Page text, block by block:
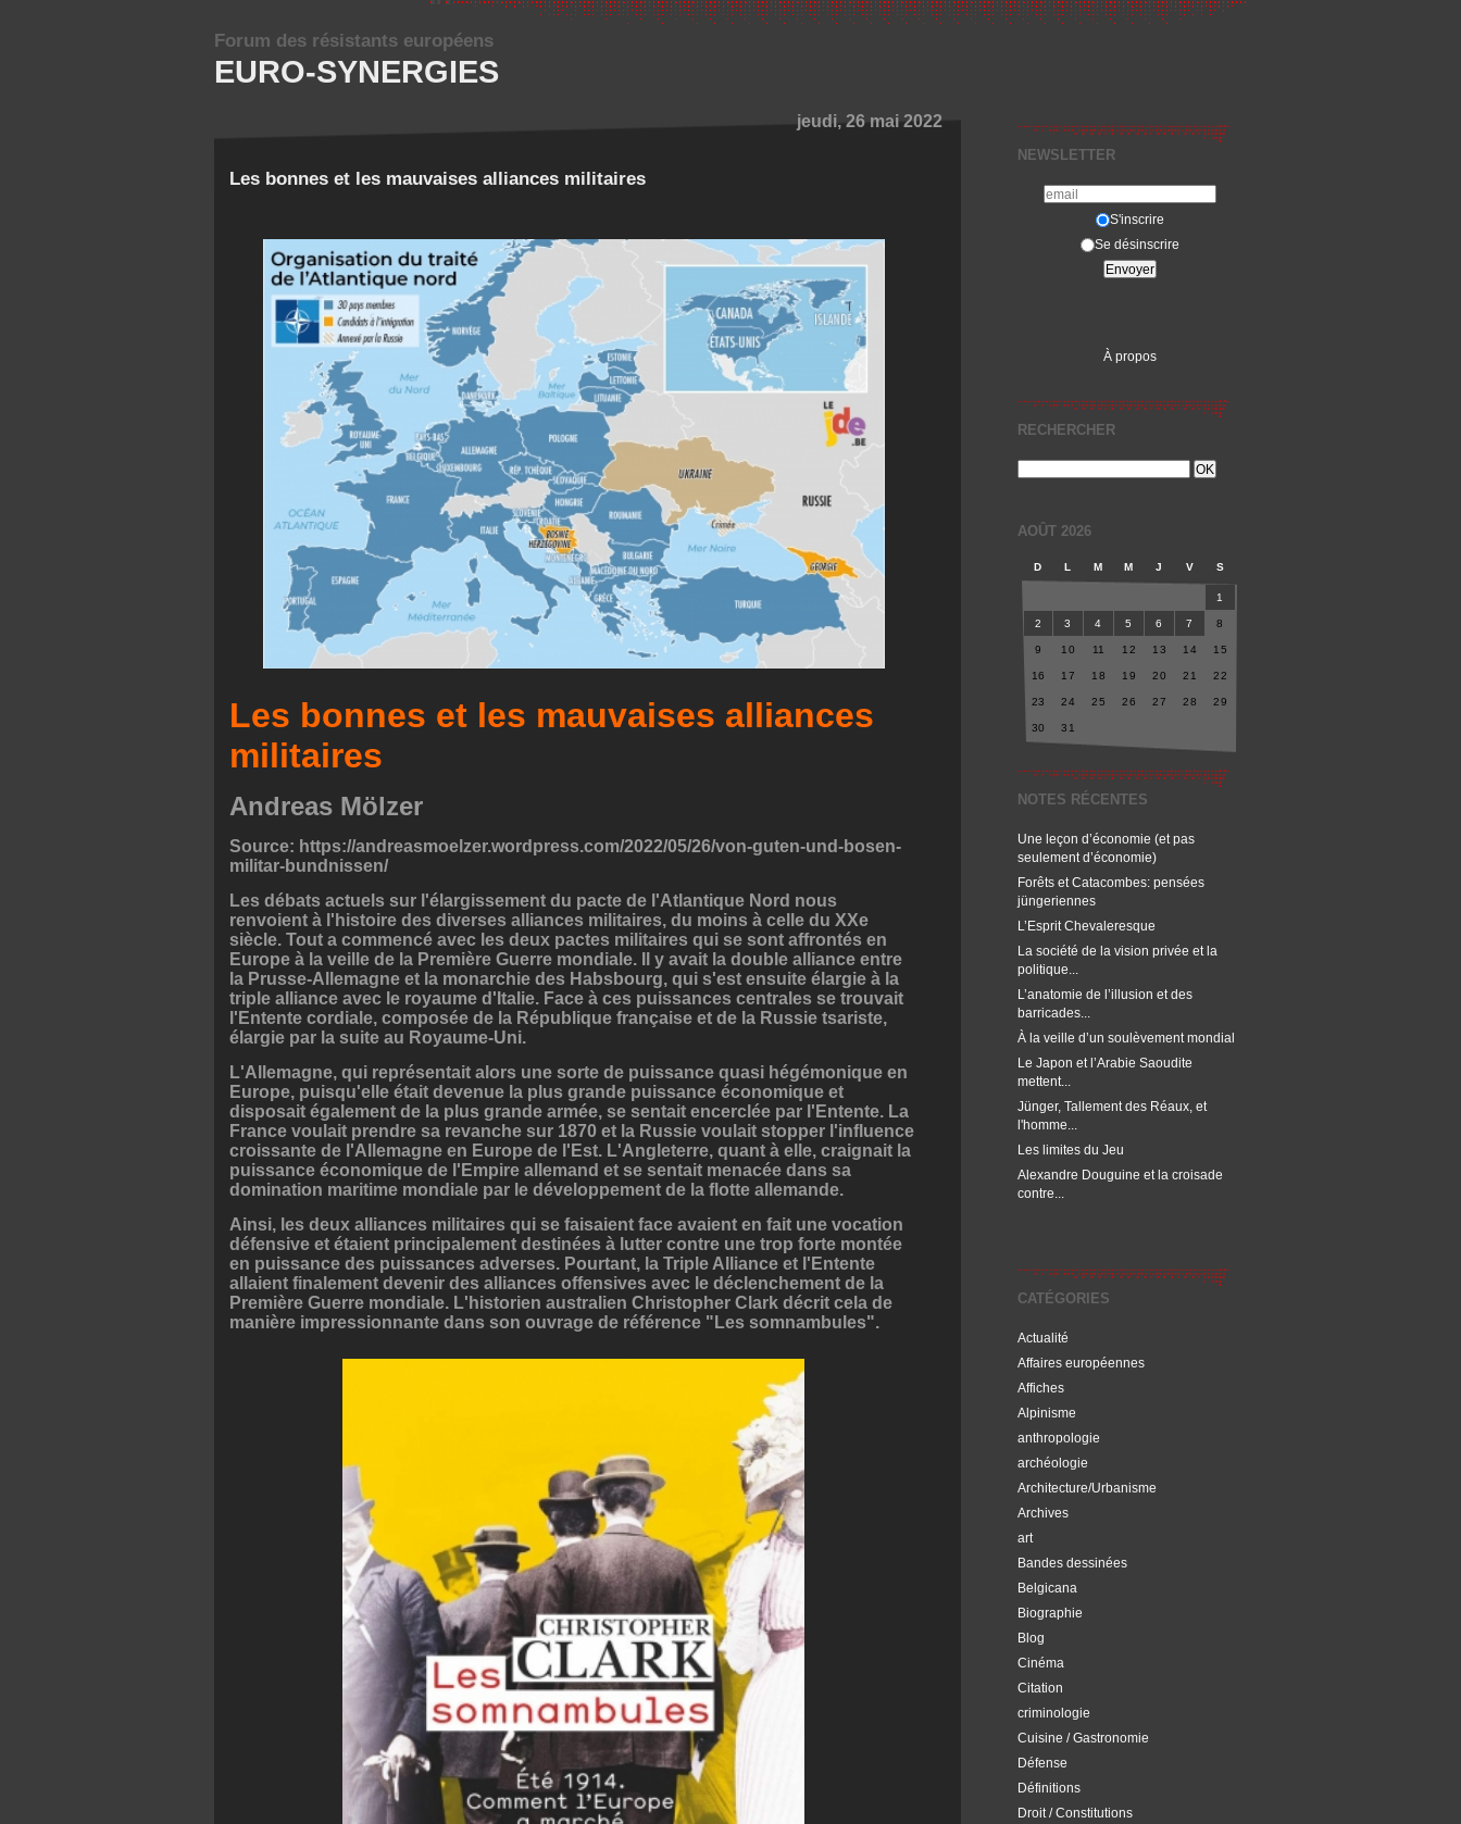
EURO-SYNERGIES
Forum des résistants européens
NEWSLETTER
S'inscrire
Se désinscrire
À propos
RECHERCHER
AOÛT 2026
D L M M J V S
1
2 3 4 5 6 7 8
9 10 11 12 13 14 15
16 17 18 19 20 21 22
23 24 25 26 27 28 29
30 31
NOTES RÉCENTES
Une leçon d’économie (et pas
seulement d’économie)
Forêts et Catacombes: pensées
jüngeriennes
L’Esprit Chevaleresque
La société de la vision privée et la
politique...
L’anatomie de l’illusion et des
barricades...
À la veille d’un soulèvement mondial
Le Japon et l’Arabie Saoudite
mettent...
Jünger, Tallement des Réaux, et
l'homme...
Les limites du Jeu
Alexandre Douguine et la croisade
contre...
CATÉGORIES
Actualité
Affaires européennes
Affiches
Alpinisme
anthropologie
archéologie
Architecture/Urbanisme
Archives
art
Bandes dessinées
Belgicana
Biographie
Blog
Cinéma
Citation
criminologie
Cuisine / Gastronomie
Défense
Définitions
Droit / Constitutions
jeudi, 26 mai 2022
Les bonnes et les mauvaises alliances militaires
Les bonnes et les mauvaises alliances
militaires
Andreas Mölzer
Source: https://andreasmoelzer.wordpress.com/2022/05/26/von-guten-und-bosen-
militar-bundnissen/
Les débats actuels sur l'élargissement du pacte de l'Atlantique Nord nous
renvoient à l'histoire des diverses alliances militaires, du moins à celle du XXe
siècle. Tout a commencé avec les deux pactes militaires qui se sont affrontés en
Europe à la veille de la Première Guerre mondiale. Il y avait la double alliance entre
la Prusse-Allemagne et la monarchie des Habsbourg, qui s'est ensuite élargie à la
triple alliance avec le royaume d'Italie. Face à ces puissances centrales se trouvait
l'Entente cordiale, composée de la République française et de la Russie tsariste,
élargie par la suite au Royaume-Uni.
L'Allemagne, qui représentait alors une sorte de puissance quasi hégémonique en
Europe, puisqu'elle était devenue la plus grande puissance économique et
disposait également de la plus grande armée, se sentait encerclée par l'Entente. La
France voulait prendre sa revanche sur 1870 et la Russie voulait stopper l'influence
croissante de l'Allemagne en Europe de l'Est. L'Angleterre, quant à elle, craignait la
puissance économique de l'Empire allemand et se sentait menacée dans sa
domination maritime mondiale par le développement de la flotte allemande.
Ainsi, les deux alliances militaires qui se faisaient face avaient en fait une vocation
défensive et étaient principalement destinées à lutter contre une trop forte montée
en puissance des puissances adverses. Pourtant, la Triple Alliance et l'Entente
allaient finalement devenir des alliances offensives avec le déclenchement de la
Première Guerre mondiale. L'historien australien Christopher Clark décrit cela de
manière impressionnante dans son ouvrage de référence "Les somnambules".